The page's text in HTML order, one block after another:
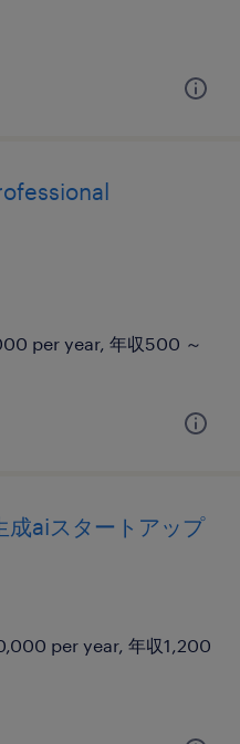
per year, 年収500 ～
aiスタートアップ
per year, 年収1,200